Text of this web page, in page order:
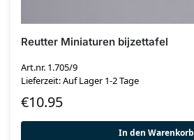
Reutter Miniaturen bijzettafel
Art.nr. 1.705/9
Lieferzeit: Auf Lager 1-2 Tage
€10.95
In den Warenkorb